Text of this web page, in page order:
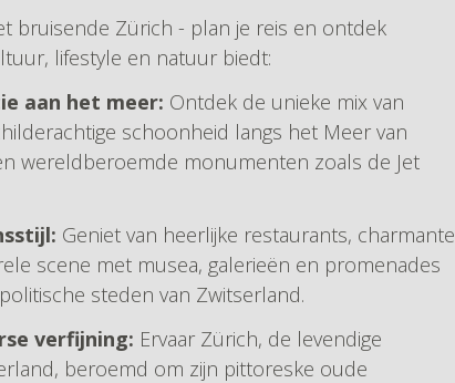
bruisende Zürich - plan je reis en ontdek
lifestyle en natuur biedt:
aan het meer: Ontdek de unieke mix van
schoonheid langs het Meer van
wereldberoemde monumenten zoals de Jet
Geniet van heerlijke restaurants, charmante
scene met musea, galerieën en promenades
steden van Zwitserland.
verfijning: Ervaar Zürich, de levendige
beroemd om zijn pittoreske oude